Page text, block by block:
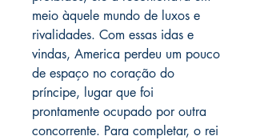
meio àquele mundo de luxos e
rivalidades. Com essas idas e
vindas, America perdeu um pouco
de espaço no coração do
príncipe, lugar que foi
prontamente ocupado por outra
concorrente. Para completar, o rei